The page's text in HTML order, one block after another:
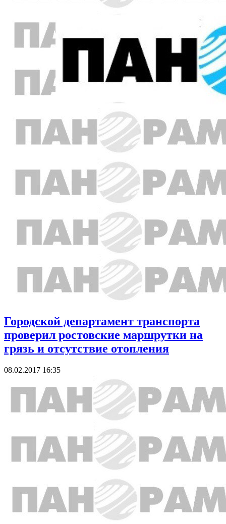
Городской департамент транспорта
проверил ростовские маршрутки на
грязь и отсутствие отопления
08.02.2017 16:35